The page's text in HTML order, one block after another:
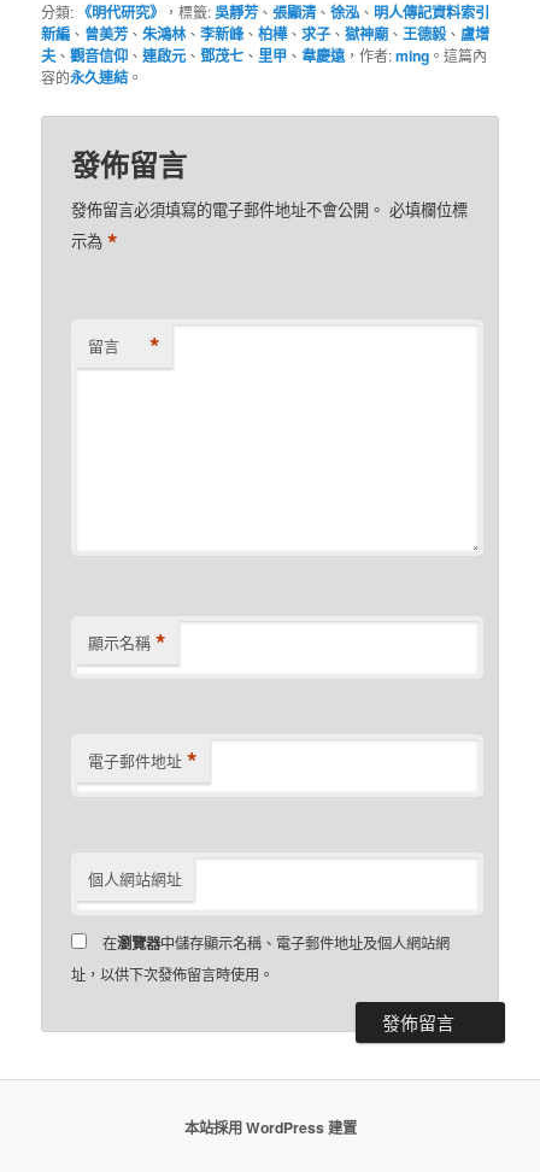
分類: 《明代研究》 ，標籤:吳靜芳 、張顯清、徐泓 、 明人傳記資料索引
新編 、 曾美芳 、朱鴻林、李新峰、柏樺、求子、獄神廟、王德毅、 盧增
夫 、觀音信仰 、連啟元、鄧茂七 、 里甲 、韋慶遠 ，作者:ming 。這篇內
容的永久連結。
發佈留言
發佈留言必須填寫的電子郵件地址不會公開。 必填欄位標
示為 *
留言 *
顯示名稱 *
電子郵件地址 *
個人網站網址
在瀏覽器中儲存顯示名稱、電子郵件地址及個人網站網
址，以供下次發佈留言時使用。
本站採用 WordPress 建置